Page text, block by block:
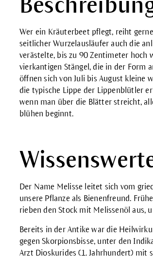
Wer ein Kräuterbeet pflegt, reiht
seitlicher Wurzelausläufer auch die
verästelte, bis zu 90 Zentimeter hoch
vierkantigen Stängel, die in der Form
öffnen sich von Juli bis August kleine
die typische Lippe der Lippenblütler
wenn man über die Blätter streicht,
blühen beginnt.
Der Name Melisse leitet sich vom
unsere Pflanze als Bienenfreund.
rieben den Stock mit Melissenöl aus,
Bereits in der Antike war die
gegen Skorpionsbisse, unter den
Arzt Dioskurides (1. Jahrhundert) mit